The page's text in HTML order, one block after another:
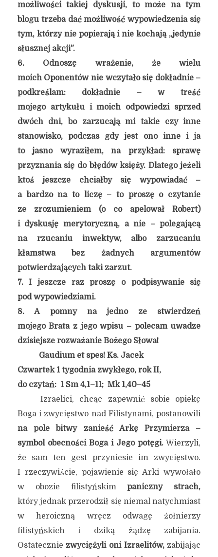
możliwości takiej dyskusji, to może na tym
blogu trzeba dać możliwość wypowiedzenia się
tym, którzy nie popierają i nie kochają „jedynie
słusznej akcji”.
6. Odnoszę wrażenie, że wielu
moich Oponentów nie wczytało się dokładnie –
podkreślam: dokładnie – w treść
mojego artykułu i moich odpowiedzi sprzed
dwóch dni, bo zarzucają mi takie czy inne
stanowisko, podczas gdy jest ono inne i ja
to jasno wyraziłem, na przykład: sprawę
przyznania się do błędów księży. Dlatego jeżeli
ktoś jeszcze chciałby się wypowiadać –
a bardzo na to liczę – to proszę o czytanie
ze zrozumieniem (o co apelował Robert)
i dyskusję merytoryczną, a nie – polegającą
na rzucaniu inwektyw, albo zarzucaniu
kłamstwa bez żadnych argumentów
potwierdzających taki zarzut.
7. I jeszcze raz proszę o podpisywanie się
pod wypowiedziami.
8. A pomny na jedno ze stwierdzeń
mojego Brata z jego wpisu – polecam uwadze
dzisiejsze rozważanie Bożego Słowa!
Gaudium et spes! Ks. Jacek
Czwartek 1 tygodnia zwykłego, rok II,
do czytań: 1 Sm 4,1–11; Mk 1,40–45
Izraelici, chcąc zapewnić sobie opiekę
Boga i zwycięstwo nad Filistynami, postanowili
na pole bitwy zanieść Arkę Przymierza –
symbol obecności Boga i Jego potęgi. Wierzyli,
że sam ten gest przyniesie im zwycięstwo.
I rzeczywiście, pojawienie się Arki wywołało
w obozie filistyńskimpaniczny strach,
który jednak przerodził się niemal natychmiast
w heroiczną wręcz odwagę żołnierzy
filistyńskich i dziką żądzę zabijania.
Ostatecznie zwyciężyli oni Izraelitów,zabijając